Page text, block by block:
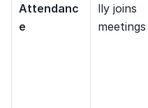
Attendanc
e
lly joins
meetings